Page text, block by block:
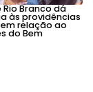
Branco dá
às providências
relação ao
do Bem